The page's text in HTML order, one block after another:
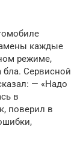
каждые
режиме,
бла. Сервисной
— «Надо
в
поверил в